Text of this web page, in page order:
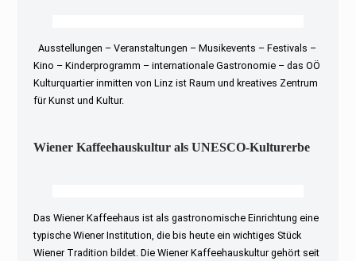
Ausstellungen – Veranstaltungen – Musikevents – Festivals –
Kino – Kinderprogramm – internationale Gastronomie – das OÖ
Kulturquartier inmitten von Linz ist Raum und kreatives Zentrum
für Kunst und Kultur.
Wiener Kaffeehauskultur als UNESCO-Kulturerbe
Das Wiener Kaffeehaus ist als gastronomische Einrichtung eine
typische Wiener Institution, die bis heute ein wichtiges Stück
Wiener Tradition bildet. Die Wiener Kaffeehauskultur gehört seit